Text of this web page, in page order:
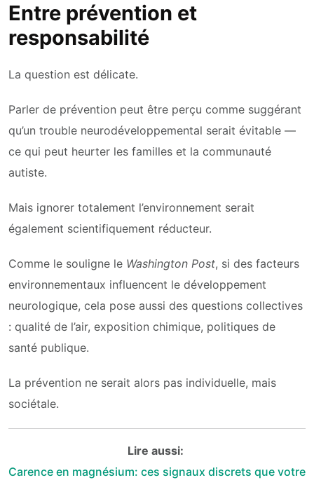
Entre prévention et
responsabilité
La question est délicate.
Parler de prévention peut être perçu comme suggérant
qu’un trouble neurodéveloppemental serait évitable —
ce qui peut heurter les familles et la communauté
autiste.
Mais ignorer totalement l’environnement serait
également scientifiquement réducteur.
Comme le souligne le Washington Post, si des facteurs
environnementaux influencent le développement
neurologique, cela pose aussi des questions collectives
: qualité de l’air, exposition chimique, politiques de
santé publique.
La prévention ne serait alors pas individuelle, mais
sociétale.
Lire aussi:
Carence en magnésium: ces signaux discrets que votre